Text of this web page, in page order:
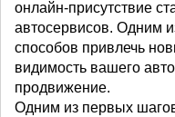
онлайн-присутствие
автосервисов. Одним
способов привлечь
видимость вашего
продвижение.
Одним из первых